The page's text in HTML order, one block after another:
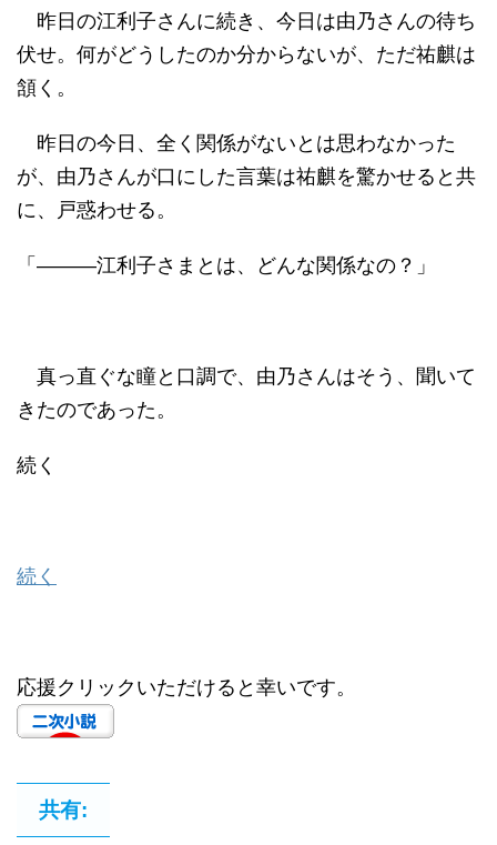
昨日の江利子さんに続き、今日は由乃さんの待ち
伏せ。何がどうしたのか分からないが、ただ祐麒は
頷く。
昨日の今日、全く関係がないとは思わなかった
が、由乃さんが口にした言葉は祐麒を驚かせると共
に、戸惑わせる。
「―――江利子さまとは、どんな関係なの？」
真っ直ぐな瞳と口調で、由乃さんはそう、聞いて
きたのであった。
続く
続く
応援クリックいただけると幸いです。
共有: